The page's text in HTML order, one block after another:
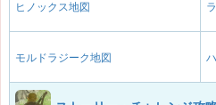
ヒノックス地図
モルドラジーク地図